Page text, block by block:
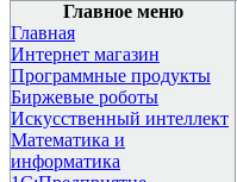
Главное меню
Главная
Интернет магазин
Программные продукты
Биржевые роботы
Искусственный интеллект
Математика и
информатика